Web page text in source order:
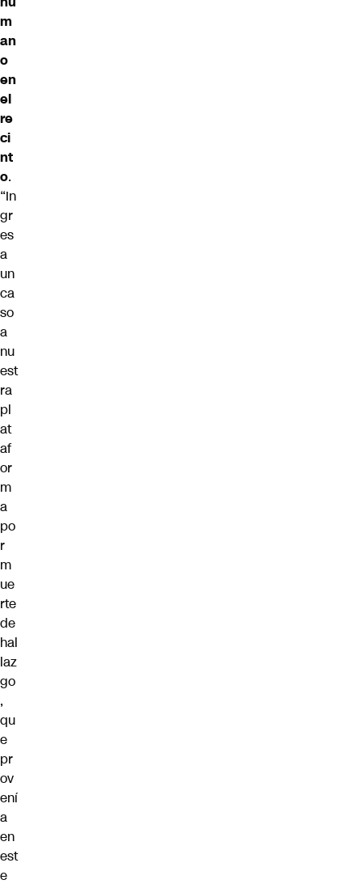
m
an
o
en
el
re
ci
nt
o.
“In
gr
es
a
un
ca
so
a
nu
est
ra
pl
at
af
or
m
a
po
r
m
ue
rte
de
hal
laz
go
,
qu
e
pr
ov
ení
a
en
est
e